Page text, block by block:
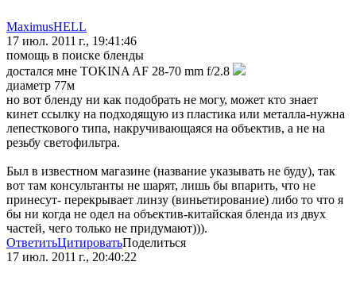
MaximusHELL
17 июл. 2011 г., 19:41:46
помощь в поиске бленды
достался мне TOKINA AF 28-70 mm f/2.8
диаметр 77м
но вот бленду ни как подобрать не могу, может кто знает
кинет ссылку на подходящую из пластика или металла-нужна
лепесткового типа, накручивающаяся на объектив, а не на
резьбу светофильтра.
Был в известном магазине (название указывать не буду), так
вот там консультанты не шарят, лишь бы впарить, что не
принесут- перекрывает линзу (виньетирование) либо то что я
бы ни когда не одел на объектив-китайская бленда из двух
частей, чего только не придумают))).
ОтветитьЦитироватьПоделиться
17 июл. 2011 г., 20:40:22